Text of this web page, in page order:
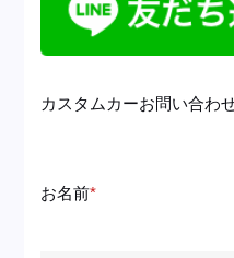
カスタムカーお問い合わ
お名前